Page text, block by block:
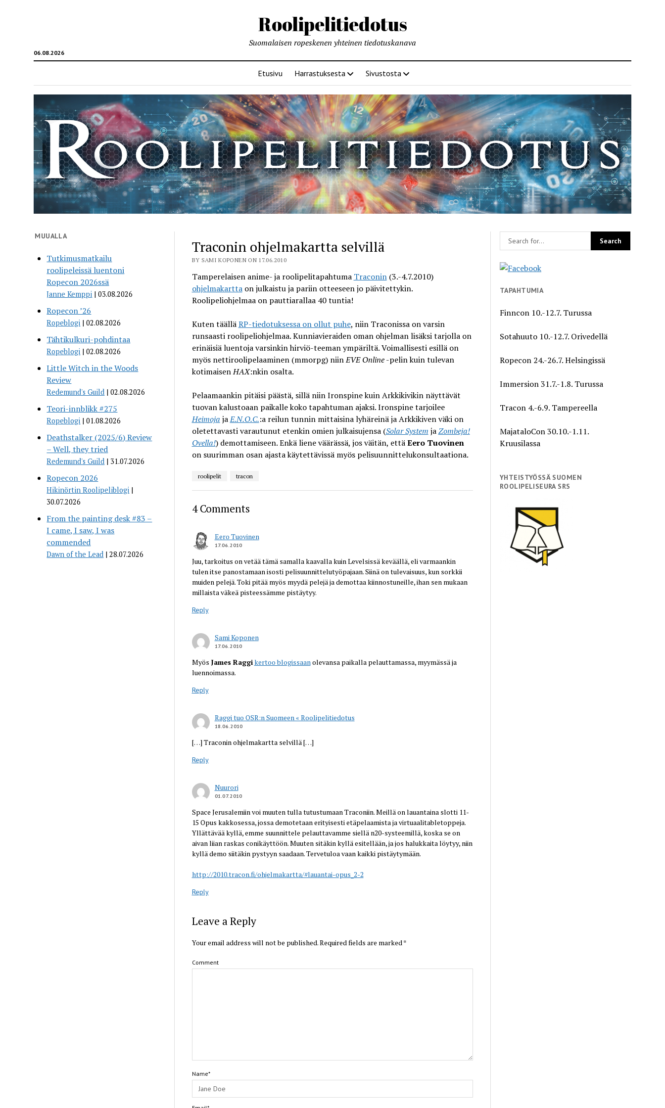
Roolipelitiedotus
06.08.2026
Suomalaisen ropeskenen yhteinen tiedotuskanava
Etusivu Harrastuksesta Sivustosta
MUUALLA
Tutkimusmatkailu
roolipeleissä luentoni
Ropecon 2026ssä
Janne Kemppi 03.08.2026
Ropecon ’26
Ropeblogi 02.08.2026
Tähtikulkuri-pohdintaa
Ropeblogi 02.08.2026
Little Witch in the Woods
Review
Redemund's Guild 02.08.2026
Teori-innblikk #275
Ropeblogi 01.08.2026
Deathstalker (2025/6) Review
– Well, they tried
Redemund's Guild 31.07.2026
Ropecon 2026
Hikinörtin Roolipeliblogi
30.07.2026
From the painting desk #83 –
I came, I saw, I was
commended
Dawn of the Lead 28.07.2026
Traconin ohjelmakartta selvillä
BY SAMI KOPONEN ON 17.06.2010
Tamperelaisen anime- ja roolipelitapahtuma Traconin(3.-4.7.2010)
ohjelmakarttaon julkaistu ja pariin otteeseen jo päivitettykin.
Roolipeliohjelmaa on pauttiarallaa 40 tuntia!
Kuten täälläRP-tiedotuksessa on ollut puhe, niin Traconissa on varsin
runsaasti roolipeliohjelmaa. Kunniavieraiden oman ohjelman lisäksi tarjolla on
erinäisiä luentoja varsinkin hirviö-teeman ympäriltä. Voimallisesti esillä on
myös nettiroolipelaaminen (mmorpg) niinEVE Online-pelin kuin tulevan
kotimaisenHAX:nkin osalta.
Pelaamaankin pitäisi päästä, sillä niin Ironspine kuin Arkkikivikin näyttävät
tuovan kalustoaan paikalle koko tapahtuman ajaksi. Ironspine tarjoilee
Heimoja jaE.N.O.C.:a reilun tunnin mittaisina lyhäreinä ja Arkkikiven väki on
oletettavasti varautunut etenkin omien julkaisujensa (Solar System jaZombeja!
Ovella!) demottamiseen. Enkä liene väärässä, jos väitän, ettäEero Tuovinen
on suurimman osan ajasta käytettävissä myös pelisuunnittelukonsultaationa.
roolipelit tracon
4 Comments
Eero Tuovinen
17.06.2010
Juu, tarkoitus on vetää tämä samalla kaavalla kuin Levelsissä keväällä, eli varmaankin
tulen itse panostamaan isosti pelisuunnittelutyöpajaan. Siinä on tulevaisuus, kun sorkkii
muiden pelejä. Toki pitää myös myydä pelejä ja demottaa kiinnostuneille, ihan sen mukaan
millaista väkeä pisteessämme pistäytyy.
Reply
Sami Koponen
17.06.2010
Myös James Raggikertoo blogissaan olevansa paikalla pelauttamassa, myymässä ja
luennoimassa.
Reply
Raggi tuo OSR:n Suomeen « Roolipelitiedotus
18.06.2010
[…] Traconin ohjelmakartta selvillä […]
Reply
Nuurori
01.07.2010
Space Jerusalemiin voi muuten tulla tutustumaan Traconiin. Meillä on lauantaina slotti 11-
15 Opus kakkosessa, jossa demotetaan erityisesti etäpelaamista ja virtuaalitabletoppeja.
Yllättävää kyllä, emme suunnittele pelauttavamme siellä n20-systeemillä, koska se on
aivan liian raskas conikäyttöön. Muuten sitäkin kyllä esitellään, ja jos halukkaita löytyy, niin
kyllä demo siitäkin pystyyn saadaan. Tervetuloa vaan kaikki pistäytymään.
http://2010.tracon.fi/ohjelmakartta/#lauantai-opus_2-2
Reply
Leave a Reply
Your email address will not be published.Required fields are marked *
Comment
Name*
TAPAHTUMIA
Finncon 10.-12.7. Turussa
Sotahuuto 10.-12.7. Orivedellä
Ropecon 24.-26.7. Helsingissä
Immersion 31.7.-1.8. Turussa
Tracon 4.-6.9. Tampereella
MajataloCon 30.10.-1.11.
Kruusilassa
YHTEISTYÖSSÄ SUOMEN
ROOLIPELISEURA SRS